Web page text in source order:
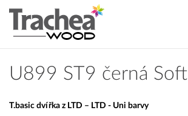
U899 ST9 černá Soft
T.basic dvířka z LTD – LTD - Uni barvy